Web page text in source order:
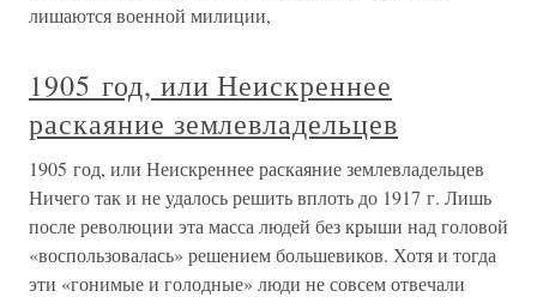
лишаются военной милиции,
1905 год, или Неискреннее
раскаяние землевладельцев
1905 год, или Неискреннее раскаяние землевладельцев
Ничего так и не удалось решить вплоть до 1917 г. Лишь
после революции эта масса людей без крыши над головой
«воспользовалась» решением большевиков. Хотя и тогда
эти «гонимые и голодные» люди не совсем отвечали